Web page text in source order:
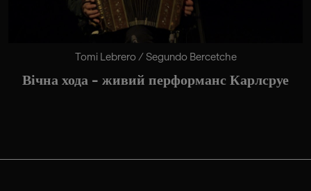
Tomi Lebrero / Segundo Bercetche
Вічна хода - живий перформанс Карлсруе